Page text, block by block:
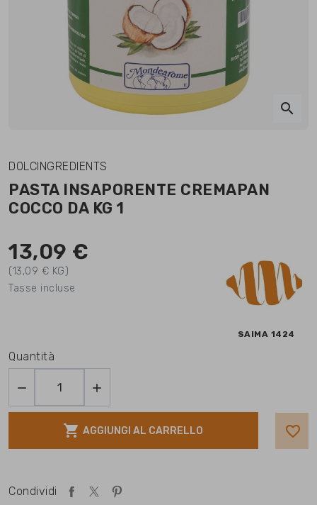
search
DOLCINGREDIENTS
PASTA INSAPORENTE CREMAPAN
COCCO DA KG 1
13,09 €
(13,09 € KG)
Tasse incluse
SAIMA 1424
Quantità
 
 AGGIUNGI AL CARRELLO favorite_border
Condividi